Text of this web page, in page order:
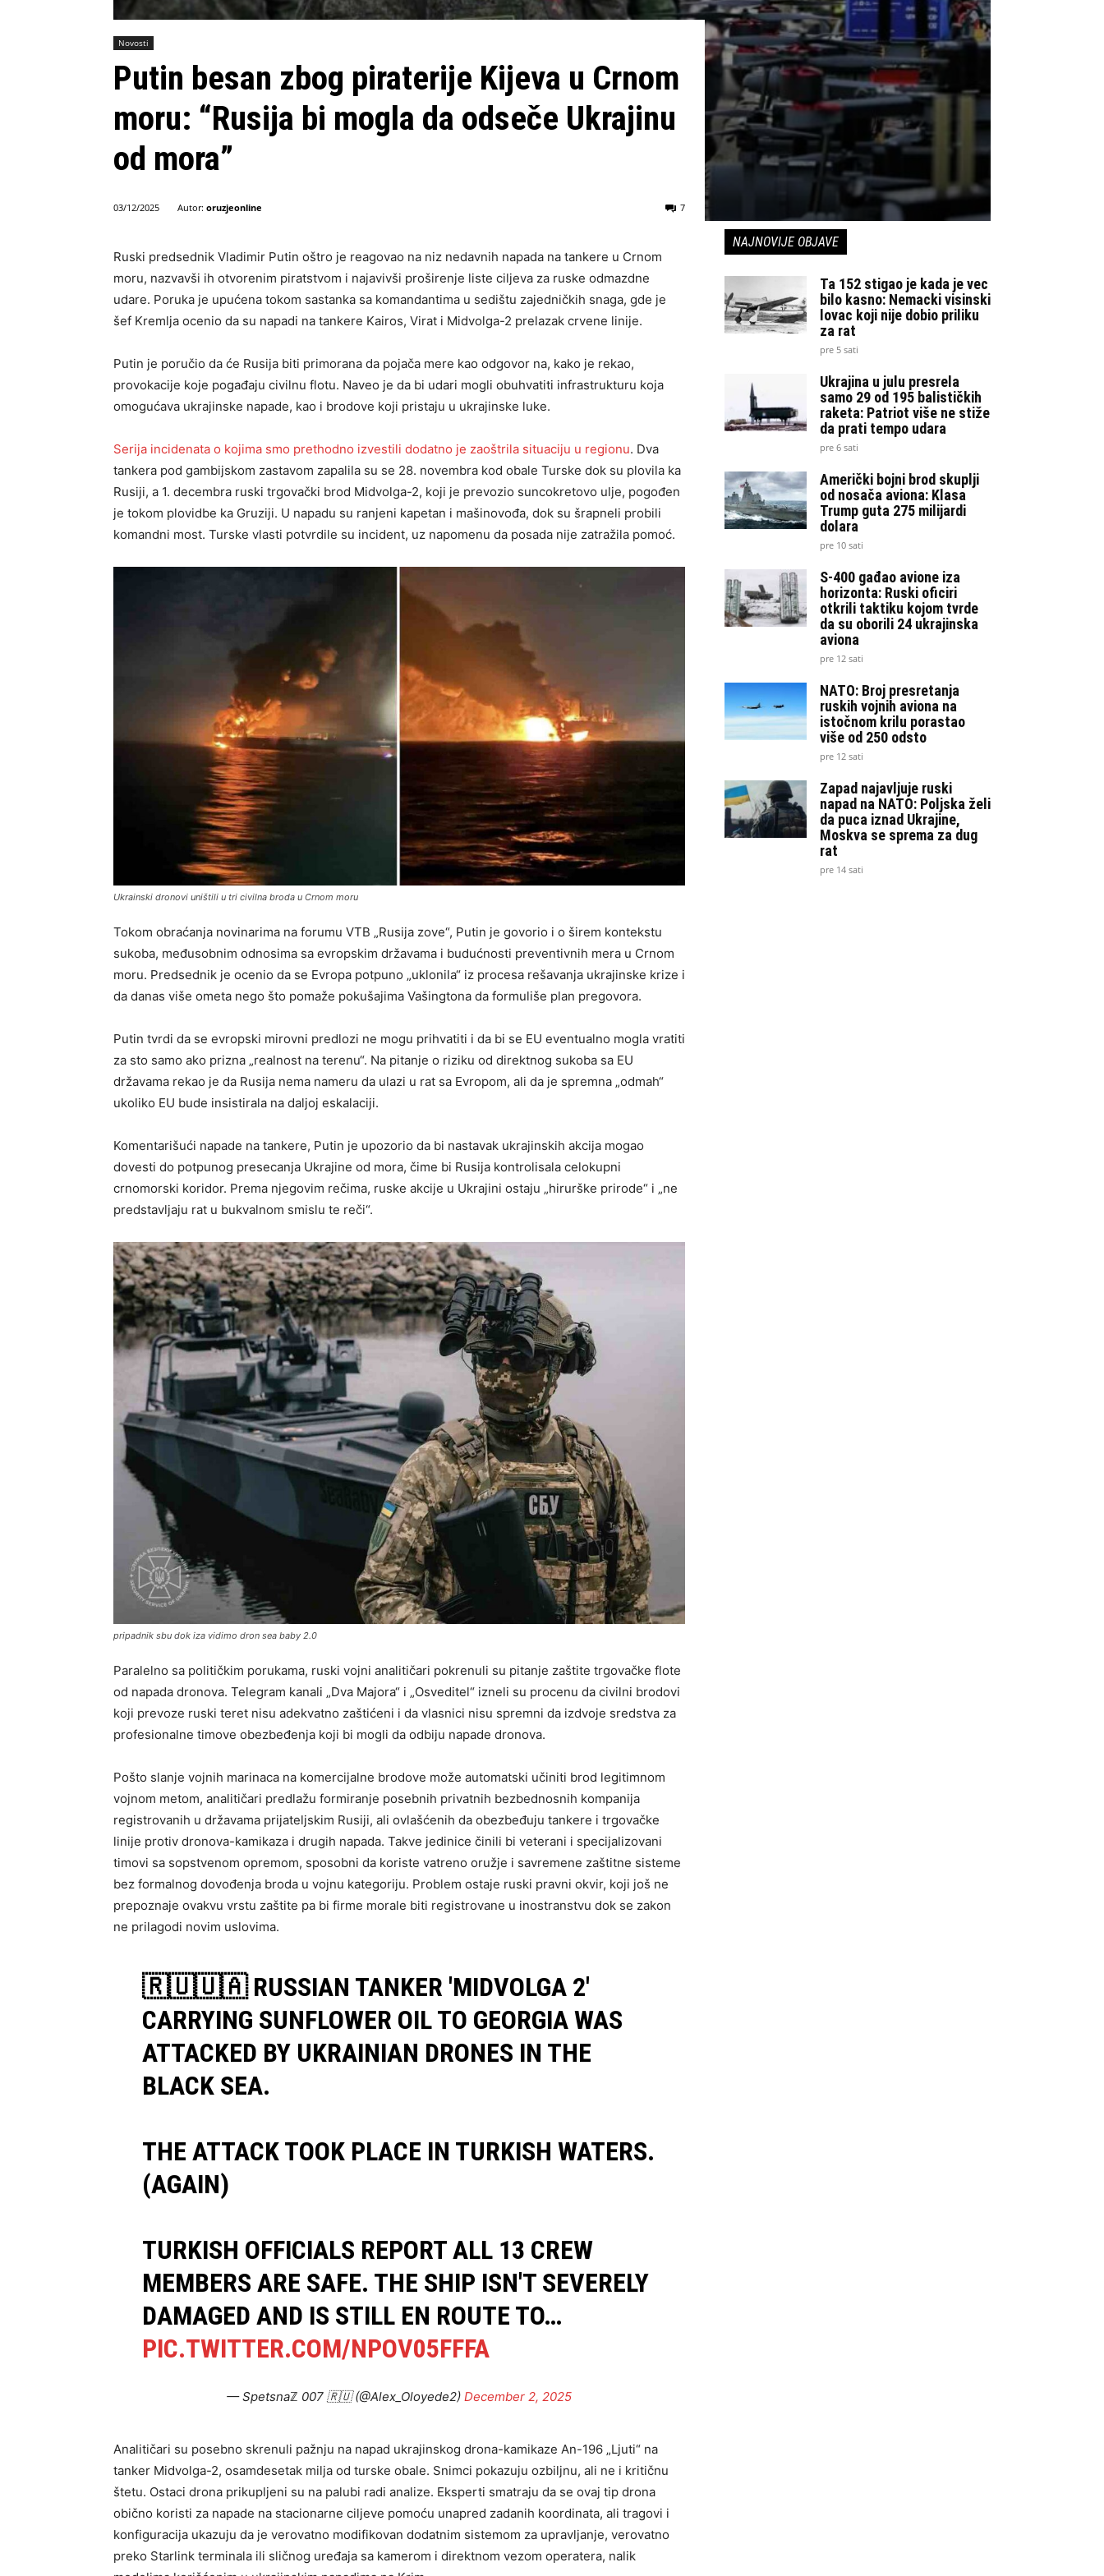
Novosti
Putin besan zbog piraterije Kijeva u Crnom
moru: “Rusija bi mogla da odseče Ukrajinu
od mora”
03/12/2025 Autor: oruzjeonline 7
Ruski predsednik Vladimir Putin oštro je reagovao na niz nedavnih napada na tankere u Crnom
moru, nazvavši ih otvorenim piratstvom i najavivši proširenje liste ciljeva za ruske odmazdne
udare. Poruka je upućena tokom sastanka sa komandantima u sedištu zajedničkih snaga, gde je
šef Kremlja ocenio da su napadi na tankere Kairоs, Virat i Midvolga-2 prelazak crvene linije.
Putin je poručio da će Rusija biti primorana da pojača mere kao odgovor na, kako je rekao,
provokacije koje pogađaju civilnu flotu. Naveo je da bi udari mogli obuhvatiti infrastrukturu koja
omogućava ukrajinske napade, kao i brodove koji pristaju u ukrajinske luke.
Serija incidenata o kojima smo prethodno izvestili dodatno je zaoštrila situaciju u regionu. Dva
tankera pod gambijskom zastavom zapalila su se 28. novembra kod obale Turske dok su plovila ka
Rusiji, a 1. decembra ruski trgovački brod Midvolga-2, koji je prevozio suncokretovo ulje, pogođen
je tokom plovidbe ka Gruziji. U napadu su ranjeni kapetan i mašinovođa, dok su šrapneli probili
komandni most. Turske vlasti potvrdile su incident, uz napomenu da posada nije zatražila pomoć.
Ukrainski dronovi uništili u tri civilna broda u Crnom moru
Tokom obraćanja novinarima na forumu VTB „Rusija zove“, Putin je govorio i o širem kontekstu
sukoba, međusobnim odnosima sa evropskim državama i budućnosti preventivnih mera u Crnom
moru. Predsednik je ocenio da se Evropa potpuno „uklonila“ iz procesa rešavanja ukrajinske krize i
da danas više ometa nego što pomaže pokušajima Vašingtona da formuliše plan pregovora.
Putin tvrdi da se evropski mirovni predlozi ne mogu prihvatiti i da bi se EU eventualno mogla vratiti
za sto samo ako prizna „realnost na terenu“. Na pitanje o riziku od direktnog sukoba sa EU
državama rekao je da Rusija nema nameru da ulazi u rat sa Evropom, ali da je spremna „odmah“
ukoliko EU bude insistirala na daljoj eskalaciji.
Komentarišući napade na tankere, Putin je upozorio da bi nastavak ukrajinskih akcija mogao
dovesti do potpunog presecanja Ukrajine od mora, čime bi Rusija kontrolisala celokupni
crnomorski koridor. Prema njegovim rečima, ruske akcije u Ukrajini ostaju „hirurške prirode“ i „ne
predstavljaju rat u bukvalnom smislu te reči“.
pripadnik sbu dok iza vidimo dron sea baby 2.0
Paralelno sa političkim porukama, ruski vojni analitičari pokrenuli su pitanje zaštite trgovačke flote
od napada dronova. Telegram kanali „Dva Majora“ i „Osveditel“ izneli su procenu da civilni brodovi
koji prevoze ruski teret nisu adekvatno zaštićeni i da vlasnici nisu spremni da izdvoje sredstva za
profesionalne timove obezbeđenja koji bi mogli da odbiju napade dronova.
Pošto slanje vojnih marinaca na komercijalne brodove može automatski učiniti brod legitimnom
vojnom metom, analitičari predlažu formiranje posebnih privatnih bezbednosnih kompanija
registrovanih u državama prijateljskim Rusiji, ali ovlašćenih da obezbeđuju tankere i trgovačke
linije protiv dronova-kamikaza i drugih napada. Takve jedinice činili bi veterani i specijalizovani
timovi sa sopstvenom opremom, sposobni da koriste vatreno oružje i savremene zaštitne sisteme
bez formalnog dovođenja broda u vojnu kategoriju. Problem ostaje ruski pravni okvir, koji još ne
prepoznaje ovakvu vrstu zaštite pa bi firme morale biti registrovane u inostranstvu dok se zakon
ne prilagodi novim uslovima.
🇷🇺🇺🇦 RUSSIAN TANKER 'MIDVOLGA 2'
CARRYING SUNFLOWER OIL TO GEORGIA WAS
ATTACKED BY UKRAINIAN DRONES IN THE
BLACK SEA.
THE ATTACK TOOK PLACE IN TURKISH WATERS.
(AGAIN)
TURKISH OFFICIALS REPORT ALL 13 CREW
MEMBERS ARE SAFE. THE SHIP ISN'T SEVERELY
DAMAGED AND IS STILL EN ROUTE TO…
PIC.TWITTER.COM/NPOV05FFFA
— Spetsnaℤ 007 🇷🇺 (@Alex_Oloyede2) December 2, 2025
Analitičari su posebno skrenuli pažnju na napad ukrajinskog drona-kamikaze An-196 „Ljuti“ na
tanker Midvolga-2, osamdesetak milja od turske obale. Snimci pokazuju ozbiljnu, ali ne i kritičnu
štetu. Ostaci drona prikupljeni su na palubi radi analize. Eksperti smatraju da se ovaj tip drona
obično koristi za napade na stacionarne ciljeve pomoću unapred zadanih koordinata, ali tragovi i
konfiguracija ukazuju da je verovatno modifikovan dodatnim sistemom za upravljanje, verovatno
preko Starlink terminala ili sličnog uređaja sa kamerom i direktnom vezom operatera, nalik
NAJNOVIJE OBJAVE
Ta 152 stigao je kada je vec
bilo kasno: Nemacki visinski
lovac koji nije dobio priliku
za rat
pre 5 sati
Ukrajina u julu presrela
samo 29 od 195 balističkih
raketa: Patriot više ne stiže
da prati tempo udara
pre 6 sati
Američki bojni brod skuplji
od nosača aviona: Klasa
Trump guta 275 milijardi
dolara
pre 10 sati
S-400 gađao avione iza
horizonta: Ruski oficiri
otkrili taktiku kojom tvrde
da su oborili 24 ukrajinska
aviona
pre 12 sati
NATO: Broj presretanja
ruskih vojnih aviona na
istočnom krilu porastao
više od 250 odsto
pre 12 sati
Zapad najavljuje ruski
napad na NATO: Poljska želi
da puca iznad Ukrajine,
Moskva se sprema za dug
rat
pre 14 sati